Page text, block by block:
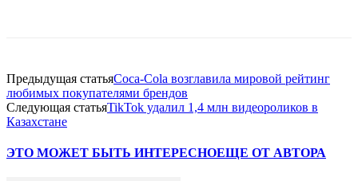
Предыдущая статьяCoca-Cola возглавила мировой рейтинг
любимых покупателями брендов
Следующая статьяTikTok удалил 1,4 млн видеороликов в
Казахстане
ЭТО МОЖЕТ БЫТЬ ИНТЕРЕСНОЕЩЕ ОТ АВТОРА